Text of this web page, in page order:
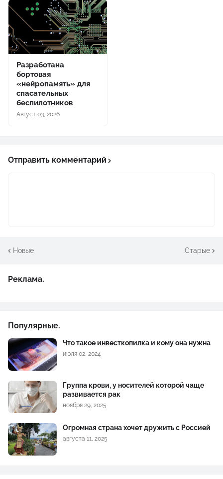
Разработана
бортовая
«нейропамять» для
спасательных
беспилотников
Август 03, 2026
Отправить комментарий
Новые Старые
Реклама.
Популярные.
Что такое инвесткопилка и кому она нужна
июля 02, 2024
Группа крови, у носителей которой чаще
развивается рак
ноября 29, 2025
Огромная страна хочет дружить с Россией
августа 11, 2025